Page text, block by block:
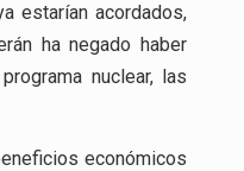
estarían acordados,
ha negado haber
nuclear, las
económicos